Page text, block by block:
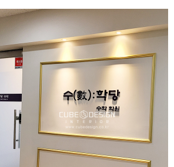
영어 수학 학원인테리어 교습소 [25평]
일byCUBEDESIGN